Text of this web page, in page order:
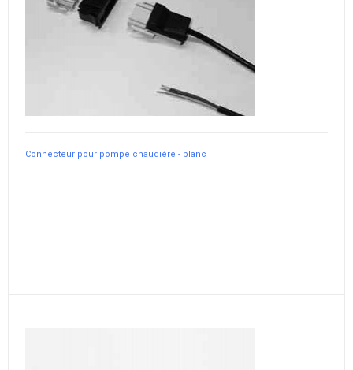
Connecteur pour pompe chaudière - blanc